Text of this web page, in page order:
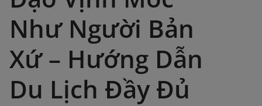
Như Người Bản
Xứ – Hướng Dẫn
Du Lịch Đầy Đủ